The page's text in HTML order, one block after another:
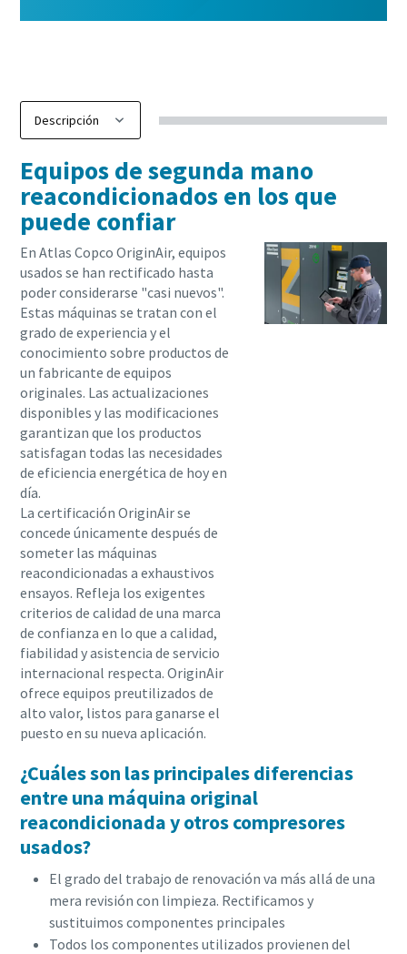
Equipos de segunda mano
reacondicionados en los que
puede confiar
En Atlas Copco OriginAir, equipos
usados se han rectificado hasta
poder considerarse "casi nuevos".
Estas máquinas se tratan con el
grado de experiencia y el
conocimiento sobre productos de
un fabricante de equipos
originales. Las actualizaciones
disponibles y las modificaciones
garantizan que los productos
satisfagan todas las necesidades
de eficiencia energética de hoy en
día.
La certificación OriginAir se
concede únicamente después de
someter las máquinas
reacondicionadas a exhaustivos
ensayos. Refleja los exigentes
criterios de calidad de una marca
de confianza en lo que a calidad,
fiabilidad y asistencia de servicio
internacional respecta. OriginAir
ofrece equipos preutilizados de
alto valor, listos para ganarse el
puesto en su nueva aplicación.
¿Cuáles son las principales diferencias
entre una máquina original
reacondicionada y otros compresores
usados?
El grado del trabajo de renovación va más allá de una
mera revisión con limpieza. Rectificamos y
sustituimos componentes principales
Todos los componentes utilizados provienen del